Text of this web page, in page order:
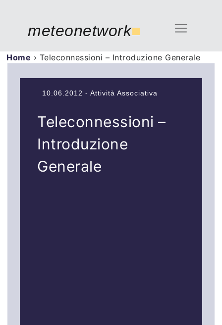
meteonetwork■
Home › Teleconnessioni – Introduzione Generale
10.06.2012 - Attività Associativa
Teleconnessioni –
Introduzione
Generale